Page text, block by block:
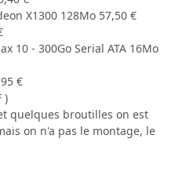
X1300 128Mo 57,50 €
10 - 300Go Serial ATA 16Mo
€
)
quelques broutilles on est
on n'a pas le montage, le